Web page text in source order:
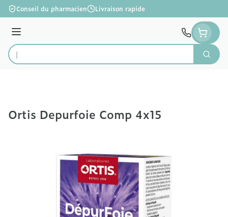
Aller au contenu
Conseil du pharmacien Livraison rapide
Menu
Rechercher
Ortis Depurfoie Comp 4x15